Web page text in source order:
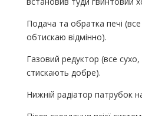
Подача та обратка печі
обтискаю відмінно).
Газовий редуктор (все сухо,
стискають добре).
Нижній радіатор патрубок